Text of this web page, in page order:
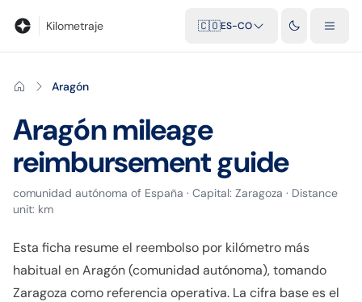
Kilometraje 🇨🇴ES-CO
Aragón
Aragónmileage
reimbursement guide
comunidad autónoma of España · Capital: Zaragoza · Distance
unit: km
Esta ficha resume el reembolso por kilómetro más
habitual en Aragón (comunidad autónoma), tomando
Zaragoza como referencia operativa. La cifra base es el